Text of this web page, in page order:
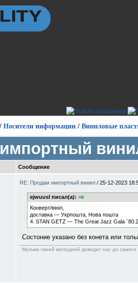
/ Носители информации / Виниловые
Сообщение
RE: Продам импортный винил / 25-12-2023
ejwuusl писал(а):
Конверт/вініл,
доставка — Укрпошта, Нова пошта
4. STAN GETZ — The Great Jazz Gala `80
Состоние указано без конета или
Музыка своей мелодией доводит нас до самого